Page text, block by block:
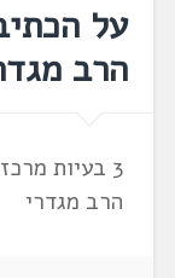
על
הרב
3 בעיות
הרב מגדרי